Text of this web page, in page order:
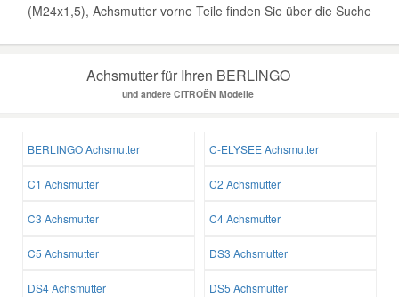
(M24x1,5), Achsmutter vorne Teile finden Sie über die Suche
Achsmutter für Ihren BERLINGO
und andere CITROËN Modelle
BERLINGO Achsmutter C-ELYSEE Achsmutter
C1 Achsmutter C2 Achsmutter
C3 Achsmutter C4 Achsmutter
C5 Achsmutter DS3 Achsmutter
DS4 Achsmutter DS5 Achsmutter